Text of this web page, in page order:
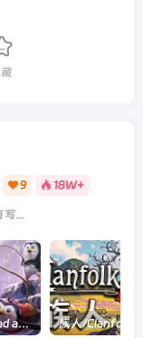
9 18W+
写...
面包和年糕/Bread and Fred Build.21411256|动作冒险|容量1.1GB|官方中文版